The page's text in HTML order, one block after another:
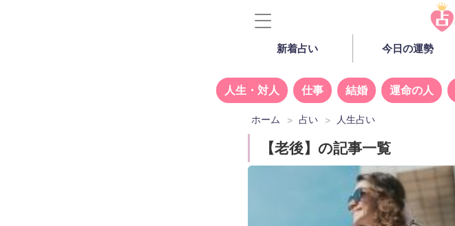
新着占い 今日の運勢
人生・対人 仕事 結婚 運命の人
ホーム 占い 人生占い
【老後】の記事一覧